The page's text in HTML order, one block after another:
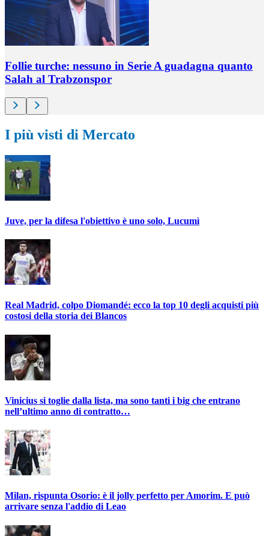
Follie turche: nessuno in Serie A guadagna quanto
Salah al Trabzonspor
I più visti di Mercato
Juve, per la difesa l'obiettivo è uno solo, Lucumì
Real Madrid, colpo Diomandé: ecco la top 10 degli acquisti più
costosi della storia dei Blancos
Vinicius si toglie dalla lista, ma sono tanti i big che entrano
nell’ultimo anno di contratto…
Milan, rispunta Osorio: è il jolly perfetto per Amorim. E può
arrivare senza l'addio di Leao